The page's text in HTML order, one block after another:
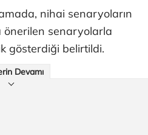
nihai senaryoların
önerilen senaryolarla
gösterdiği belirtildi.
Devamı